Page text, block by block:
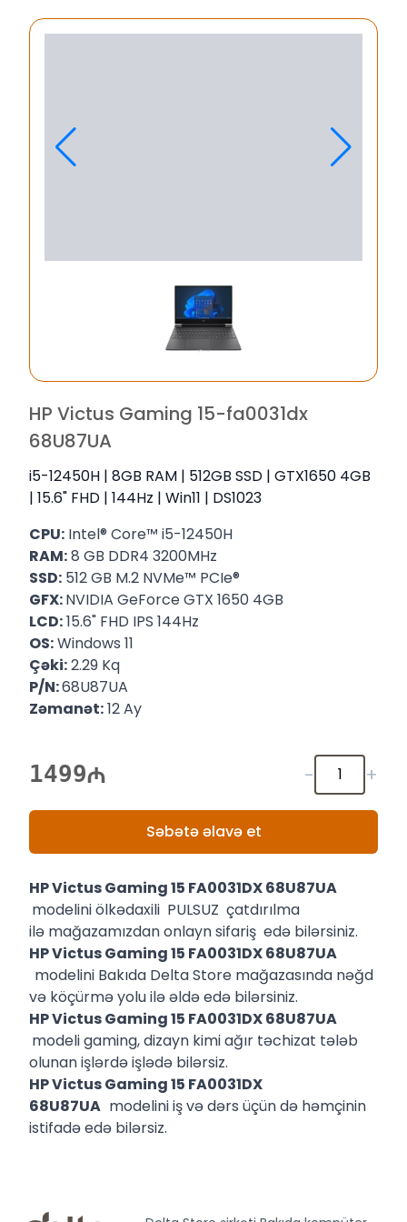
HP Victus Gaming 15-fa0031dx
68U87UA
i5-12450H | 8GB RAM | 512GB SSD | GTX1650 4GB
| 15.6" FHD | 144Hz | Win11 | DS1023
CPU: Intel® Core™ i5-12450H
RAM:8 GB DDR4 3200MHz
SSD: 512 GB M.2 NVMe™ PCIe®
GFX:NVIDIA GeForce GTX 1650 4GB
LCD:15.6" FHD IPS 144Hz
OS:Windows 11
Çəki:2.29 Kq
P/N:68U87UA
Zəmanət:12 Ay
1499 - +
Səbətə əlavə et
HP Victus Gaming 15 FA0031DX 68U87UA
modelini ölkədaxili PULSUZ çatdırılma
ilə mağazamızdan onlayn sifariş edə bilərsiniz.
HP Victus Gaming 15 FA0031DX 68U87UA
modelini Bakıda Delta Store mağazasında nəğd
və köçürmə yolu ilə əldə edə bilərsiniz.
HP Victus Gaming 15 FA0031DX 68U87UA
modeli gaming, dizayn kimi ağır təchizat tələb
olunan işlərdə işlədə bilərsiz.
HP Victus Gaming 15 FA0031DX
68U87UA modelini iş və dərs üçün də həmçinin
istifadə edə bilərsiz.